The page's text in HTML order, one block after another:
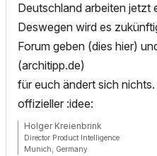
Deutschland arbeiten jetzt
Deswegen wird es
Forum geben (dies hier)
(architipp.de)
für euch ändert sich
offizieller :idee:
Holger Kreienbrink
Director Product Intelligence
Munich, Germany